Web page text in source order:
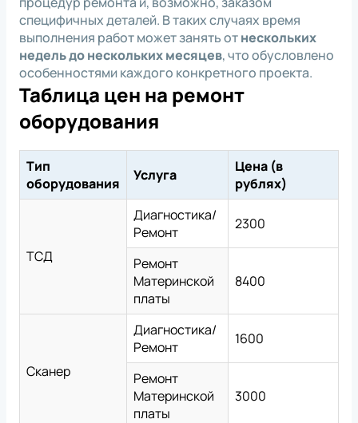
специфичных деталей. В таких случаях время
выполнения работ может занять отнескольких
недель до нескольких месяцев, что обусловлено
особенностями каждого конкретного проекта.
Таблица цен на ремонт
оборудования
Тип
оборудования
Услуга
Цена (в
рублях)
ТСД
Диагностика/
Ремонт
2300
Ремонт
Материнской
платы
8400
Сканер
Диагностика/
Ремонт
1600
Ремонт
Материнской
платы
3000